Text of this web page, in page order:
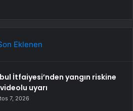
Eklenen
İtfaiyesi’nden yangın riskine
uyarı
7, 2026